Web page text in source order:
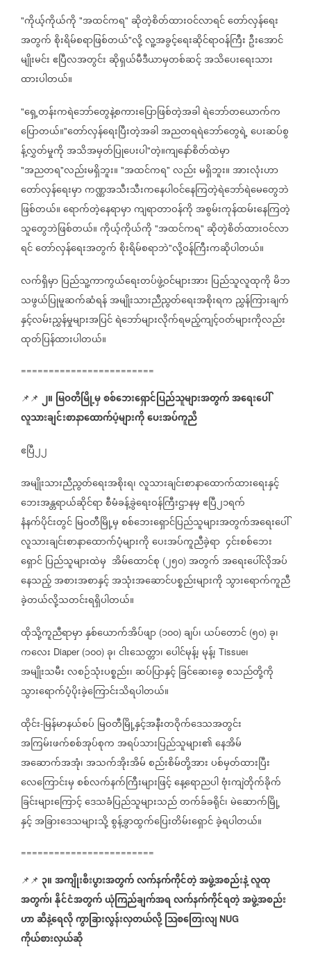
"ကိုယ့်ကိုယ်ကို "အထင်ကရ" ဆိုတဲ့စိတ်ထားဝင်လာရင်တော်လှန်ရေး
အတွက်စိုးရိမ်စရာဖြစ်တယ်"လို့လူ့အခွင့်ရေးဆိုင်ရာဝန်ကြီး ဦးအောင်
မျိုးမင်းဧပြီလအတွင်းဆိုရှယ်မီဒီယာမှတစ်ဆင့်အသိပေးရေးသား
ထားပါတယ်။
"ရှေ့တန်းကရဲဘော်တွေနဲ့စကားပြောဖြစ်တဲ့အခါရဲဘော်တယောက်က
ပြောတယ်။"တော်လှန်ရေးပြီးတဲ့အခါအညတရရဲဘော်တွေရဲ့ပေးဆပ်စွ
န့်လွှတ်မှုကိုအသိအမှတ်ပြုပေးပါ"တဲ့။ကျနော်စိတ်ထဲမှာ
"အညတရ"လည်းမရှိဘူး။ "အထင်ကရ" လည်းမရှိဘူး။အားလုံးဟာ
တော်လှန်ရေးမှာကဏ္ဏအသီးသီးကနေပါဝင်နေကြတဲ့ရဲဘော်ရဲမေတွေဘဲ
ဖြစ်တယ်။ရောက်တဲ့နေရာမှာကျရာတာဝန်ကိုအစွမ်းကုန်ထမ်းနေကြတဲ့
သူတွေဘဲဖြစ်တယ်။ကိုယ့်ကိုယ်ကို "အထင်ကရ" ဆိုတဲ့စိတ်ထားဝင်လာ
ရင်တော်လှန်ရေးအတွက်စိုးရိမ်စရာဘဲ"လို့ဝန်ကြီးကဆိုပါတယ်။
လက်ရှိမှာပြည်သူ့ကာကွယ်ရေးတပ်ဖွဲ့ဝင်များအား ပြည်သူလူထုကိုမိဘ
သဖွယ်ပြုမူဆက်ဆံရန်အမျိုးသားညီညွတ်ရေးအစိုးရက ညွှန်ကြားချက်
နှင့်လမ်းညွှန်မှုများအပြင်ရဲဘော်များလိုက်ရမည့်ကျင့်ဝတ်များကိုလည်း
ထုတ်ပြန်ထားပါတယ်။
========================
📌📌 ၂။ မြဝတီမြို့မှစစ်ဘေးရှောင်ပြည်သူများအတွက်အရေးပေါ်
လူသားချင်းစာနာထောက်ပံ့များကိုပေးအပ်ကူညီ
ဧပြီ၂၂
အမျိုးသားညီညွတ်ရေးအစိုးရ၊လူသားချင်းစာနာထောက်ထားရေးနှင့်
ဘေးအန္တရာယ်ဆိုင်ရာစီမံခန့်ခွဲရေးဝန်ကြီးဌာနမှဧပြီ၂၁ရက်
နံနက်ပိုင်းတွင်မြဝတီမြို့မှစစ်ဘေးရှောင်ပြည်သူများအတွက်အရေးပေါ်
လူသားချင်းစာနာထောက်ပံ့များကိုပေးအပ်ကူညီခဲ့ရာ ၄င်းစစ်ဘေး
ရှောင်ပြည်သူများထဲမှ အိမ်ထောင်စု (၂၅၀) အတွက်အရေးပေါ်လိုအပ်
နေသည့်အစားအစာနှင့်အသုံးအဆောင်ပစ္စည်းများကို သွားရောက်ကူညီ
ခဲ့တယ်လို့သတင်းရရှိပါတယ်။
ထိုသို့ကူညီရာမှာနှစ်ယောက်အိပ်ဖျာ (၁၀၀) ချပ်၊ယပ်တောင် (၅၀) ခု၊
ကလေး Diaper (၁၀၀) ခု၊ငါးသေတ္တာ၊ပေါင်မုန့်၊မုန့်၊ Tissue၊
အမျိုးသမီးလစဉ်သုံးပစ္စည်း၊ဆပ်ပြာနှင့်ခြင်ဆေးခွေစသည်တို့ကို
သွားရောက်ပံ့ပိုးခဲ့ကြောင်းသိရပါတယ်။
ထိုင်း-မြန်မာနယ်စပ် မြဝတီမြို့နှင့်အနီးတဝိုက်ဒေသအတွင်း
အကြမ်းဖက်စစ်အုပ်စုကအရပ်သားပြည်သူများ၏နေအိမ်
အဆောက်အအုံ၊အသက်အိုးအိမ်စည်းစိမ်တို့အားပစ်မှတ်ထားပြီး
လေကြောင်းမှစစ်လက်နက်ကြီးများဖြင့်နေ့ရောညပါဗုံးကျဲတိုက်ခိုက်
ခြင်းများကြောင့်ဒေသခံပြည်သူများသည်တက်ခ်ခရိုင်၊မဲဆောက်မြို့
နှင့်အခြားဒေသများသို့စွန့်ခွာထွက်ပြေးတိမ်းရှောင်ခဲ့ရပါတယ်။
========================
📌📌 ၃။အကျိုးစီးပွားအတွက်လက်နက်ကိုင်တဲ့အဖွဲ့အစည်းနဲ့လူထု
အတွက်၊နိုင်ငံအတွက်ယုံကြည်ချက်အရလက်နက်ကိုင်ရတဲ့အဖွဲ့အစည်း
ဟာဆီနဲ့ရေလိုကွာခြားလွန်းလှတယ်လို့သြစတြေးလျ NUG
ကိုယ်စားလှယ်ဆို